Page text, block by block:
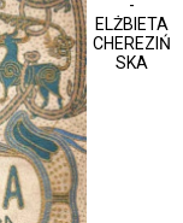
-
ELŻBIETA
CHEREZIŃ
SKA